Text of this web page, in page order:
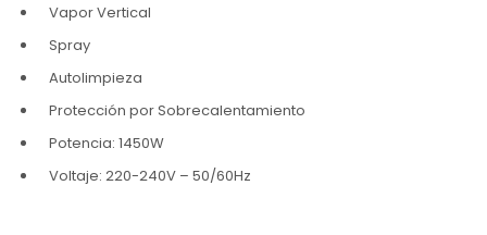
Vapor Vertical
Spray
Autolimpieza
Protección por Sobrecalentamiento
Potencia: 1450W
Voltaje: 220-240V – 50/60Hz